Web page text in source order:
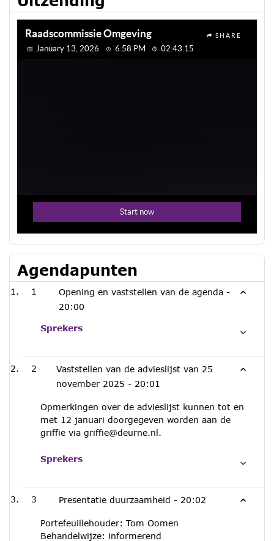
Agendapunten
1
Opening en vaststellen van de agenda -
20:00
Sprekers
2
Vaststellen van de advieslijst van 25
november 2025 - 20:01
Opmerkingen over de advieslijst kunnen tot en
met 12 januari doorgegeven worden aan de
griffie via griffie@deurne.nl.
Sprekers
3 Presentatie duurzaamheid - 20:02
Portefeuillehouder: Tom Oomen
Behandelwijze: informerend